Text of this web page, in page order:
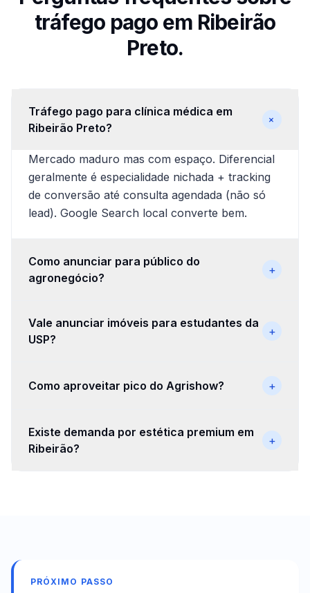
tráfego pago em Ribeirão
Preto.
Tráfego pago para clínica médica em
Ribeirão Preto?
+
Mercado maduro mas com espaço. Diferencial
geralmente é especialidade nichada + tracking
de conversão até consulta agendada (não só
lead). Google Search local converte bem.
Como anunciar para público do
agronegócio?
+
Vale anunciar imóveis para estudantes da
USP?
+
Como aproveitar pico do Agrishow? +
Existe demanda por estética premium em
Ribeirão?
+
PRÓXIMO PASSO